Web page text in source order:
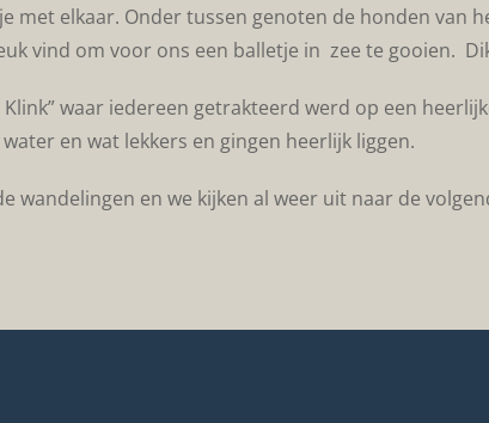
met elkaar. Onder tussen genoten de honden van
vind om voor ons een balletje in zee te gooien.
waar iedereen getrakteerd werd op een
water en wat lekkers en gingen heerlijk liggen.
wandelingen en we kijken al weer uit naar de